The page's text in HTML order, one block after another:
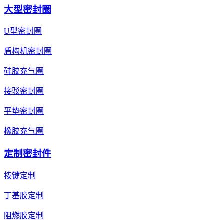
大型密封圈
U型密封圈
盾构机密封圈
硅胶充气圈
接驳密封圈
平垫密封圈
橡胶充气圈
定制密封件
按键定制
丁基胶定制
阻燃胶定制